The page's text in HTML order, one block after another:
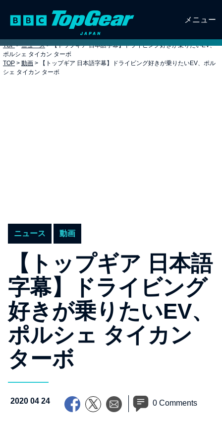
メニュー
TOP > ニュース > 【トップギア 日本語字幕】ドライビング好きが乗りたいEV、
ポルシェ タイカン ターボ
TOP > 動画 >
【トップギア 日本語字幕】ドライビング好きが乗りたいEV、ポル
シェ タイカン ターボ
ニュース 動画
【トップギア 日本語
字幕】ドライビング
好きが乗りたいEV、
ポルシェ タイカン
ターボ
2020 04 24 0 Comments